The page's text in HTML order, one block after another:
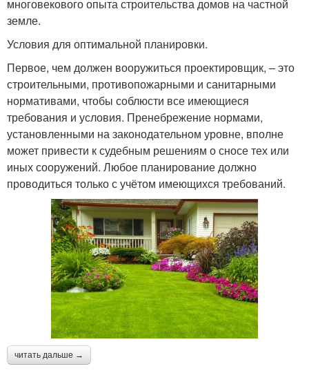
многовекового опыта строительства домов на частной
земле.
Условия для оптимальной планировки.
Первое, чем должен вооружиться проектировщик, – это
строительными, противопожарными и санитарными
нормативами, чтобы соблюсти все имеющиеся
требования и условия. Пренебрежение нормами,
установленными на законодательном уровне, вполне
может привести к судебным решениям о сносе тех или
иных сооружений. Любое планирование должно
проводиться только с учётом имеющихся требований.
читать дальше →